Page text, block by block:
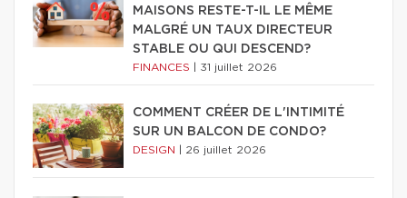
MAISONS RESTE-T-IL LE MÊME
MALGRÉ UN TAUX DIRECTEUR
STABLE OU QUI DESCEND?
FINANCES 31 juillet 2026
COMMENT CRÉER DE L'INTIMITÉ
SUR UN BALCON DE CONDO?
DESIGN 26 juillet 2026